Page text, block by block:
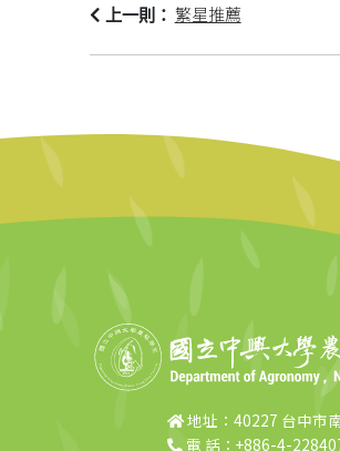
上一則： 繁星推薦
地址：40227 台中市
電 話：+886-4-